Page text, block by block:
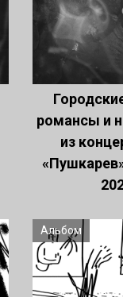
романсы и
из
Альбом